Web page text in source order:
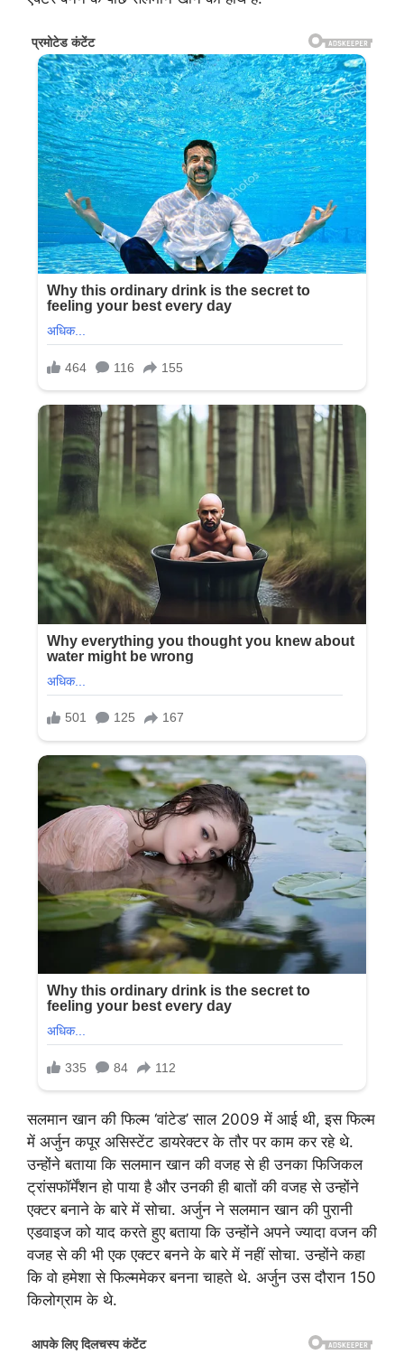
सलमान खान की फिल्म ‘वांटेड’ साल 2009 में आई थी, इस फिल्म
में अर्जुन कपूर असिस्टेंट डायरेक्टर के तौर पर काम कर रहे थे.
उन्होंने बताया कि सलमान खान की वजह से ही उनका फिजिकल
ट्रांसफॉर्मेंशन हो पाया है और उनकी ही बातों की वजह से उन्होंने
एक्टर बनाने के बारे में सोचा. अर्जुन ने सलमान खान की पुरानी
एडवाइज को याद करते हुए बताया कि उन्होंने अपने ज्यादा वजन की
वजह से की भी एक एक्टर बनने के बारे में नहीं सोचा. उन्होंने कहा
कि वो हमेशा से फिल्ममेकर बनना चाहते थे. अर्जुन उस दौरान 150
किलोग्राम के थे.